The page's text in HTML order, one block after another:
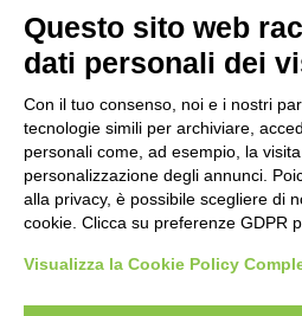
800-
Email:
I nostri
Legge 3
Questo sito web
dati personali dei
Con il tuo consenso, noi e i nostri
tecnologie simili per archiviare,
personali come, ad esempio, la
personalizzazione degli annunci.
alla privacy, è possibile scegliere di
cookie. Clicca su preferenze GDPR
Visualizza la Cookie Policy